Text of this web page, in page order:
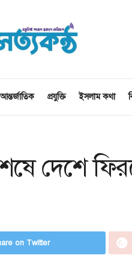
আন্তর্জাতিক প্রযুক্তি ইসলাম কথা
দেশে
on Twitter